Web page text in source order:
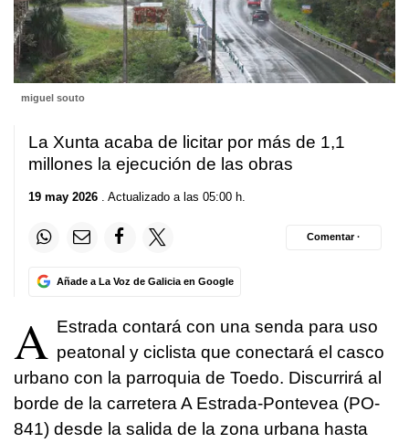
miguel souto
La Xunta acaba de licitar por más de 1,1
millones la ejecución de las obras
19 may 2026 . Actualizado a las 05:00 h.
Añade a La Voz de Galicia en Google
Comentar ·
A Estrada contará con una senda para uso
peatonal y ciclista que conectará el casco
urbano con la parroquia de Toedo. Discurrirá al
borde de la carretera A Estrada-Pontevea (PO-
841) desde la salida de la zona urbana hasta